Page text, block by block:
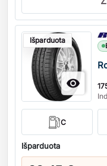
Išparduota

C
Išparduota
Kiekis